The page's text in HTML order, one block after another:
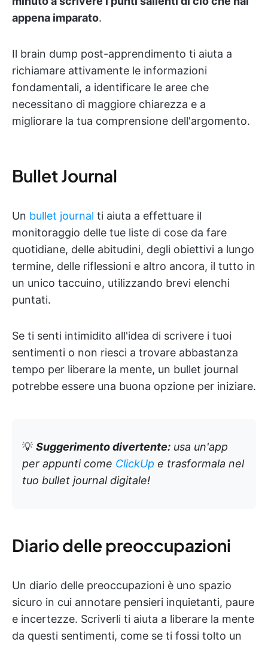
appena imparato.
Il brain dump post-apprendimento ti aiuta a
richiamare attivamente le informazioni
fondamentali, a identificare le aree che
necessitano di maggiore chiarezza e a
migliorare la tua comprensione dell'argomento.
Bullet Journal
Un bullet journal ti aiuta a effettuare il
monitoraggio delle tue liste di cose da fare
quotidiane, delle abitudini, degli obiettivi a lungo
termine, delle riflessioni e altro ancora, il tutto in
un unico taccuino, utilizzando brevi elenchi
puntati.
Se ti senti intimidito all'idea di scrivere i tuoi
sentimenti o non riesci a trovare abbastanza
tempo per liberare la mente, un bullet journal
potrebbe essere una buona opzione per iniziare.
💡 Suggerimento divertente: usa un'app
per appunti come ClickUp e trasformala nel
tuo bullet journal digitale!
Diario delle preoccupazioni
Un diario delle preoccupazioni è uno spazio
sicuro in cui annotare pensieri inquietanti, paure
e incertezze. Scriverli ti aiuta a liberare la mente
da questi sentimenti, come se ti fossi tolto un